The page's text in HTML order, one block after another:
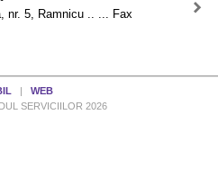
nr. 5, Ramnicu .. ... Fax
WEB
SERVICIILOR 2026